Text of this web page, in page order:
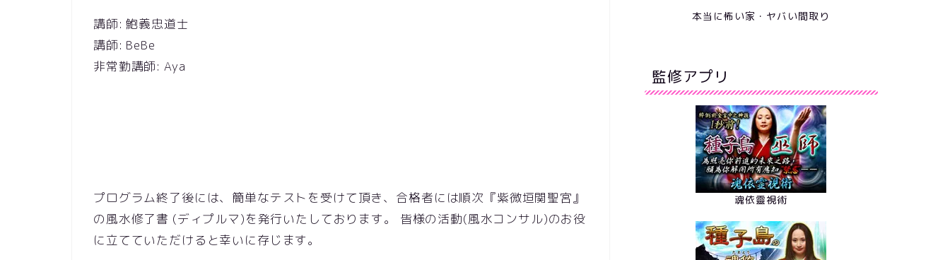
講師: 鮑義忠道士
講師: BeBe
非常勤講師: Aya
プログラム終了後には、簡単なテストを受けて頂き、合格者には順次『紫微垣関聖宮』
の風水修了書 (ディプルマ)を発行いたしております。 皆様の活動(風水コンサル)のお役
に立てていただけると幸いに存じます。
本当に怖い家・ヤバい間取り
監修アプリ
魂依靈視術